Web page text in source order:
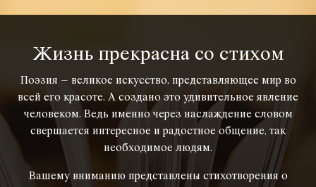
Жизнь прекрасна со стихом
Поэзия – великое искусство, представляющее мир во
всей его красоте. А создано это удивительное явление
человеком. Ведь именно через наслаждение словом
свершается интересное и радостное общение, так
необходимое людям.
Вашему вниманию представлены стихотворения о